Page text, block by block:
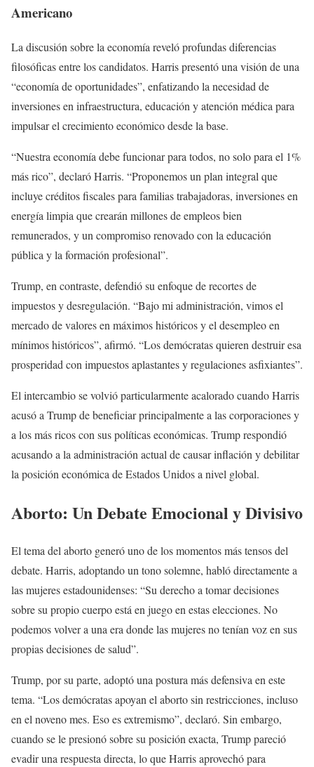
Americano
La discusión sobre la economía reveló profundas diferencias
filosóficas entre los candidatos. Harris presentó una visión de una
“economía de oportunidades”, enfatizando la necesidad de
inversiones en infraestructura, educación y atención médica para
impulsar el crecimiento económico desde la base.
“Nuestra economía debe funcionar para todos, no solo para el 1%
más rico”, declaró Harris. “Proponemos un plan integral que
incluye créditos fiscales para familias trabajadoras, inversiones en
energía limpia que crearán millones de empleos bien
remunerados, y un compromiso renovado con la educación
pública y la formación profesional”.
Trump, en contraste, defendió su enfoque de recortes de
impuestos y desregulación. “Bajo mi administración, vimos el
mercado de valores en máximos históricos y el desempleo en
mínimos históricos”, afirmó. “Los demócratas quieren destruir esa
prosperidad con impuestos aplastantes y regulaciones asfixiantes”.
El intercambio se volvió particularmente acalorado cuando Harris
acusó a Trump de beneficiar principalmente a las corporaciones y
a los más ricos con sus políticas económicas. Trump respondió
acusando a la administración actual de causar inflación y debilitar
la posición económica de Estados Unidos a nivel global.
Aborto: Un Debate Emocional y Divisivo
El tema del aborto generó uno de los momentos más tensos del
debate. Harris, adoptando un tono solemne, habló directamente a
las mujeres estadounidenses: “Su derecho a tomar decisiones
sobre su propio cuerpo está en juego en estas elecciones. No
podemos volver a una era donde las mujeres no tenían voz en sus
propias decisiones de salud”.
Trump, por su parte, adoptó una postura más defensiva en este
tema. “Los demócratas apoyan el aborto sin restricciones, incluso
en el noveno mes. Eso es extremismo”, declaró. Sin embargo,
cuando se le presionó sobre su posición exacta, Trump pareció
evadir una respuesta directa, lo que Harris aprovechó para